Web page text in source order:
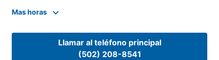
Mas horas
Llamar al teléfono principal
(502) 208-8541